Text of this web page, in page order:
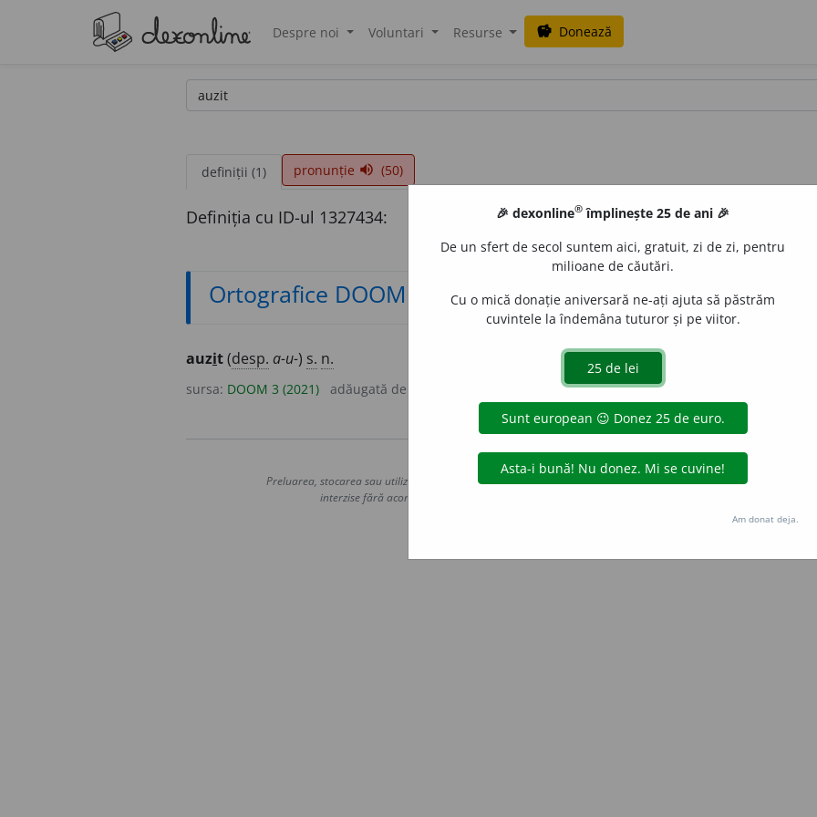
Despre noi Voluntari Resurse savings Donează
definiții (1) pronunție volume_up (50)
Definiția cu ID-ul 1327434:
Ortografice DOOM
auzit(desp. a-u-) s. n.
sursa: DOOM 3 (2021) adăugată de
Copyright © 2004-2026 dexonline (https://dexonline.ro)
Preluarea, stocarea sau utilizarea datelor de pe acest site, inclusiv prin orice metode de extragere automată
interzise fără acordul nostru prealabil scris, cu excepția seturilor de date oferite oficial spre utilizare
Hosterion
🎉 dexonline® împlinește 25 de ani 🎉
De un sfert de secol suntem aici, gratuit, zi de zi, pentru
milioane de căutări.
Cu o mică donație aniversară ne-ați ajuta să păstrăm
cuvintele la îndemâna tuturor și pe viitor.
Am donat deja.